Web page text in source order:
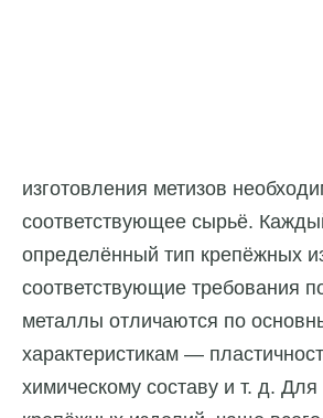
изготовления метизов
соответствующее сырьё.
определённый тип крепёжных
соответствующие требования
металлы отличаются по
характеристикам —
химическому составу и т. д.